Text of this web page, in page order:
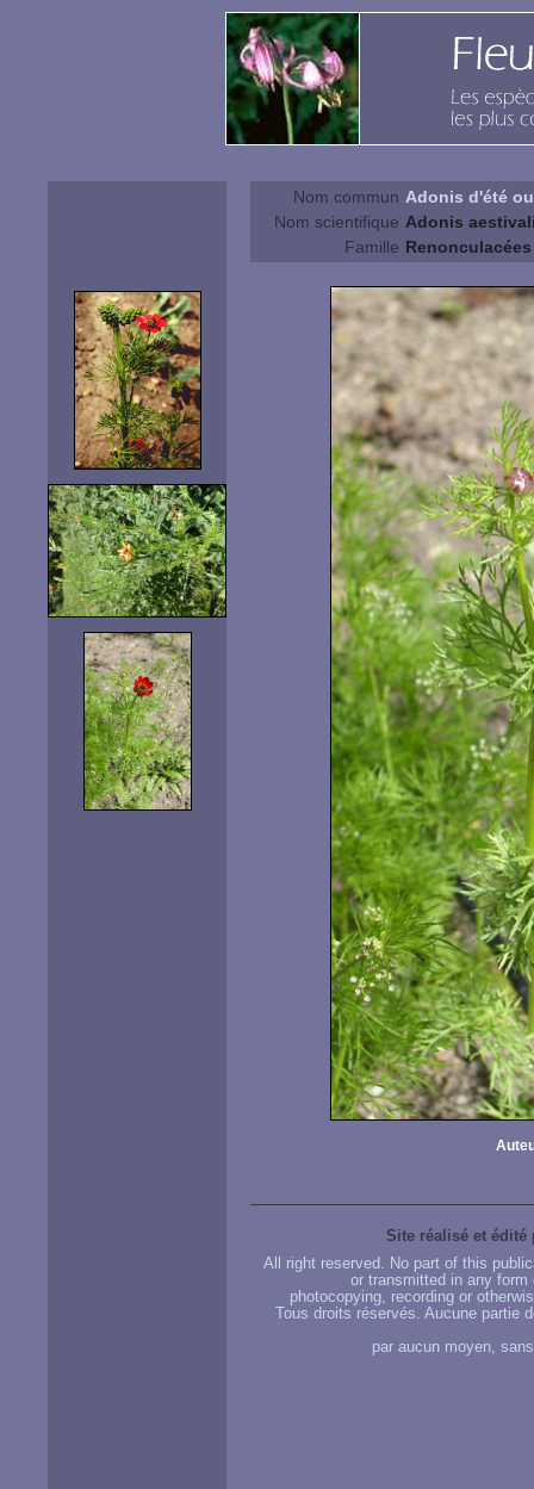
Nom commun Adonis d'été
Nom scientifique Adonis
Famille Renonculacées
Site réalisé et édité
All right reserved. No part of this
or transmitted in any
photocopying, recording or
Tous droits réservés. Aucune
par aucun moyen,